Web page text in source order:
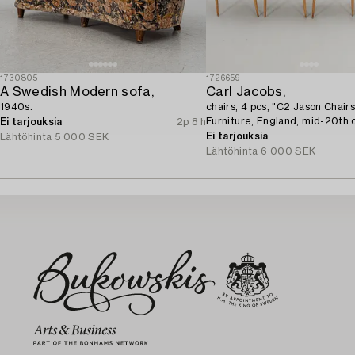
1730805
A Swedish Modern sofa,
1940s.
Ei tarjouksia
2p 8 h
Lähtöhinta 5 000 SEK
1726659
Carl Jacobs,
chairs, 4 pcs, "C2 Jason
Furniture, England, mid-20th
Ei tarjouksia
Lähtöhinta 6 000 SEK